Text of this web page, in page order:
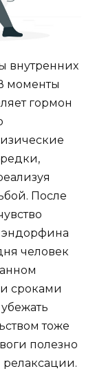
внутренних
моменты
гормон
После
эндорфина
человек
сроками
тоже
полезно